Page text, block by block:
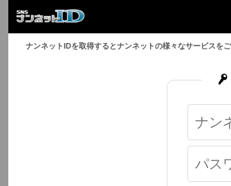
ナンネットIDを取得するとナンネットの様々なサービスを